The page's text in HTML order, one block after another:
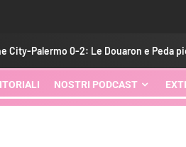
0-2: Le Douaron e Peda piegano
NOSTRI PODCAST